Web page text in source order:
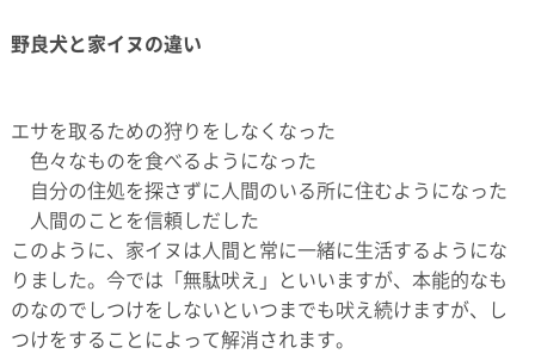
野良犬と家イヌの違い
エサを取るための狩りをしなくなった
色々なものを食べるようになった
自分の住処を探さずに人間のいる所に住むようになった
人間のことを信頼しだした
このように、家イヌは人間と常に一緒に生活するようにな
りました。今では「無駄吠え」といいますが、本能的なも
のなのでしつけをしないといつまでも吠え続けますが、し
つけをすることによって解消されます。